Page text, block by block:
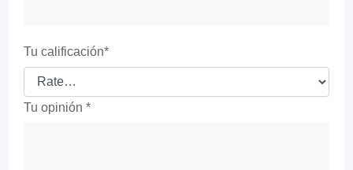
Tu calificación*
Tu opinión *